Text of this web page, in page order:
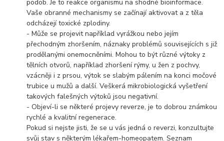
podob. Je to reakce organismu na shodné bioinformace.
Vaše obranné mechanismy se začínají aktivovat a z těla
odcházejí toxické zplodiny.
- Může se projevit například vyrážkou nebo jejím
přechodným zhoršením, náznaky problémů souvisejících s již
prodělanými onemocněními. Mohou to být různé výtoky z
tělních otvorů, například zhoršení rýmy, u žen z pochvy,
vzácněji i z prsou, výtok se slabým pálením na konci močové
trubice u mužů a další. Veškerá mikrobiologická vyšetření
takových falešných výtoků jsou negativní.
- Objeví-li se některé projevy reverze, je to dobrou známkou
rychlé a kvalitní regenerace.
Pokud si nejste jisti, že se u vás jedná o reverzi, konzultujte
svůj stav s některým lékařem-homeopatem. Seznam